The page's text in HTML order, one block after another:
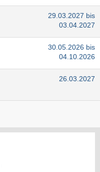
29.03.2027 bis
03.04.2027
30.05.2026 bis
04.10.2026
26.03.2027